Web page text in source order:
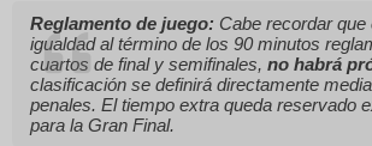
Reglamento de juego: Cabe recordar que
igualdad al término de los 90 minutos
cuartos de final y semifinales, no habrá
clasificación se definirá directamente
penales. El tiempo extra queda reservado
para la Gran Final.